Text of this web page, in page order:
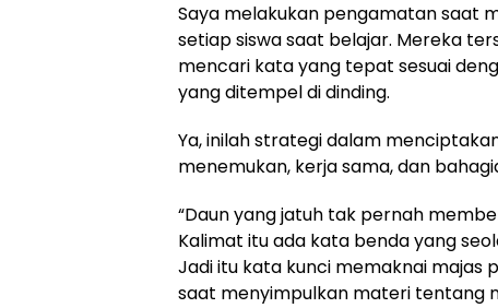
Saya melakukan pengamatan saat
setiap siswa saat belajar. Mereka
mencari kata yang tepat sesuai
yang ditempel di dinding.
Ya, inilah strategi dalam
menemukan, kerja sama, dan
“Daun yang jatuh tak pernah
Kalimat itu ada kata benda yang
Jadi itu kata kunci memaknai majas
saat menyimpulkan materi tentang